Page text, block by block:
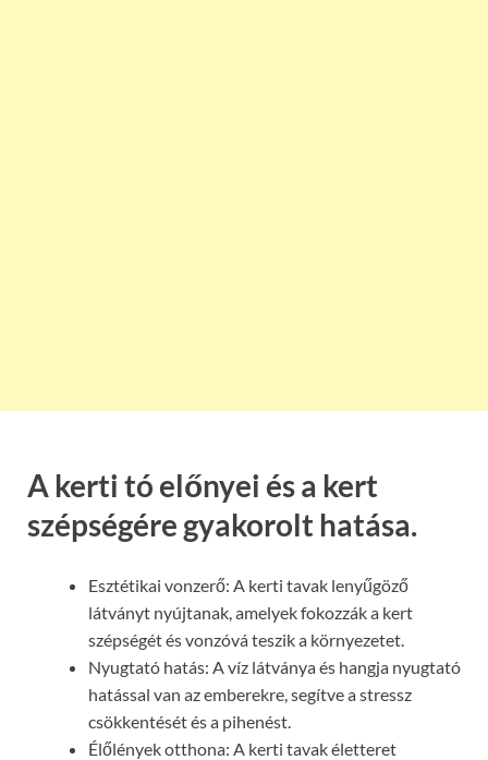
A kerti tó előnyei és a kert
szépségére gyakorolt hatása.
Esztétikai vonzerő: A kerti tavak lenyűgöző
látványt nyújtanak, amelyek fokozzák a kert
szépségét és vonzóvá teszik a környezetet.
Nyugtató hatás: A víz látványa és hangja nyugtató
hatással van az emberekre, segítve a stressz
csökkentését és a pihenést.
Élőlények otthona: A kerti tavak életteret